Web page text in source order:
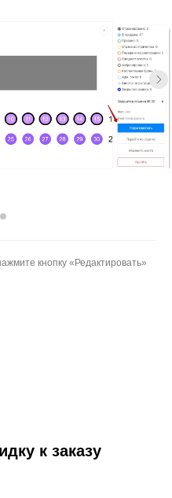
кнопку «Редактировать»
к заказу